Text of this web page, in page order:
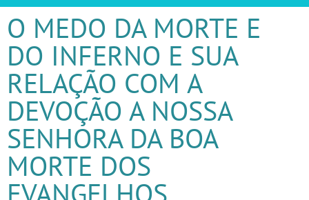
O MEDO DA MORTE E
DO INFERNO E SUA
RELAÇÃO COM A
DEVOÇÃO A NOSSA
SENHORA DA BOA
MORTE DOS